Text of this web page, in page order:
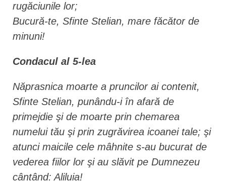
rugăciunile lor;
Bucură-te, Sfinte Stelian, mare făcător de
minuni!
Condacul al 5-lea
Năprasnica moarte a pruncilor ai contenit,
Sfinte Stelian, punându-i în afară de
primejdie şi de moarte prin chemarea
numelui tău şi prin zugrăvirea icoanei tale; şi
atunci maicile cele mâhnite s-au bucurat de
vederea fiilor lor şi au slăvit pe Dumnezeu
cântând: Aliluia!